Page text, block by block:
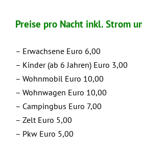
Preise pro Nacht inkl. Strom
– Erwachsene Euro 6,00
– Kinder (ab 6 Jahren) Euro 3,00
– Wohnmobil Euro 10,00
– Wohnwagen Euro 10,00
– Campingbus Euro 7,00
– Zelt Euro 5,00
– Pkw Euro 5,00